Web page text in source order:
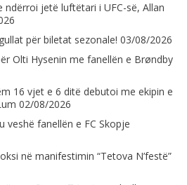
ndërroi jetë luftëtari i UFC-së, Allan
për biletat sezonale! 03/08/2026
Olti Hysenin me fanellën e Brøndby
16 vjet e 6 ditë debutoi me ekipin e
02/08/2026
veshë fanellën e FC Skopje
në manifestimin “Tetova N’festë”